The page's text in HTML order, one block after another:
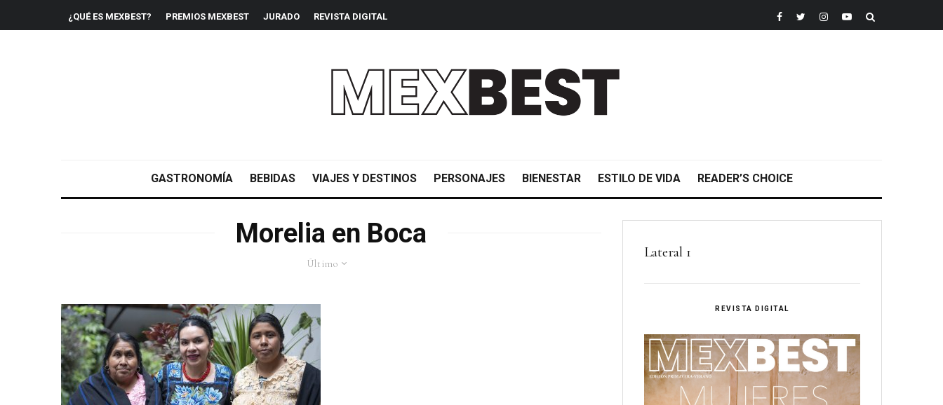
¿QUÉ ES MEXBEST? PREMIOS MEXBEST JURADO REVISTA DIGITAL
GASTRONOMÍA BEBIDAS VIAJES Y DESTINOS PERSONAJES BIENESTAR ESTILO DE VIDA READER’S CHOICE
Morelia en Boca
Último
Lateral 1
REVISTA DIGITAL